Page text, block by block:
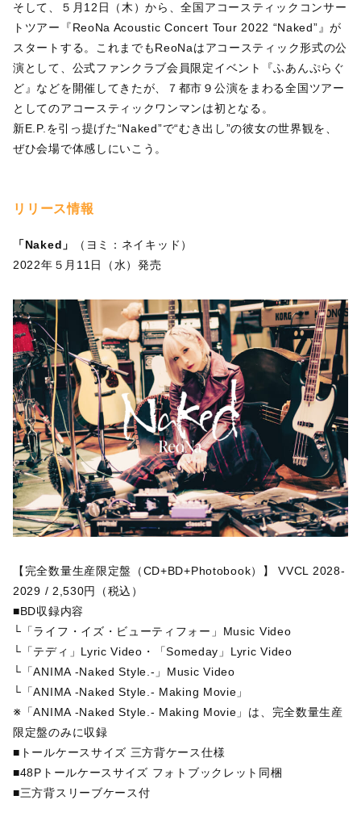
そして、５月12日（木）から、全国アコースティックコンサー
トツアー『ReoNa Acoustic Concert Tour 2022 “Naked”』が
スタートする。これまでもReoNaはアコースティック形式の公
演として、公式ファンクラブ会員限定イベント『ふあんぷらぐ
ど』などを開催してきたが、７都市９公演をまわる全国ツアー
としてのアコースティックワンマンは初となる。
新E.P.を引っ提げた“Naked”で“むき出し”の彼女の世界観を、
ぜひ会場で体感しにいこう。
リリース情報
「Naked」
（ヨミ：ネイキッド）
2022年５月11日（水）発売
【完全数量生産限定盤（CD+BD+Photobook）】 VVCL 2028-
2029 / 2,530円（税込）
■BD収録内容
└「ライフ・イズ・ビューティフォー」Music Video
└「テディ」Lyric Video・「Someday」Lyric Video
└「ANIMA -Naked Style.-」Music Video
└「ANIMA -Naked Style.- Making Movie」
※「ANIMA -Naked Style.- Making Movie」は、完全数量生産
限定盤のみに収録
■トールケースサイズ 三方背ケース仕様
■48Pトールケースサイズ フォトブックレット同梱
■三方背スリーブケース付